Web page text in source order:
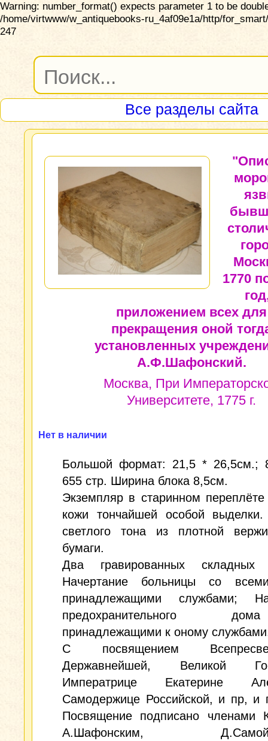
Warning: number_format() expects parameter 1 to be
/home/virtwww/w_antiquebooks-ru_4af09e1a/http/
247
Все разделы сайта
1770
приложением всех для
прекращения оной
установленных
А.Ф.Шафонский.
Москва, При
Университете, 1775 г.
Нет в наличии
Большой формат: 21,5 * 26,5см.;
655 стр. Ширина блока 8,5см.
Экземпляр в старинном
кожи тончайшей особой
светлого тона из плотной
бумаги.
Два гравированных складных
Начертание больницы со
принадлежащими службами;
предохранительного
принадлежащими к оному
С посвящением
Державнейшей, Великой
Императрице Екатерине
Самодержице Российской, и пр, и
Посвящение подписано членами
А.Шафонским,